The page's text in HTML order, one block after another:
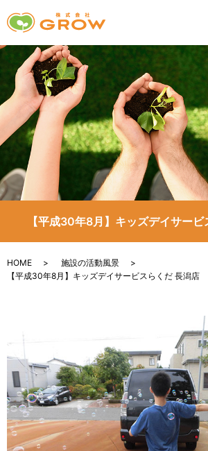
【平成30年8月】キッズデイサー
HOME
施設の活動風景
【平成30年8月】キッズデイサービスらくだ 長潟店